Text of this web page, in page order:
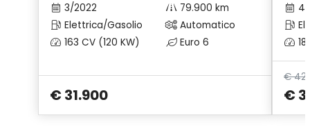
Poggiatesta centrale posteriore
Poggiatesta posteriori
Prese ausiliari
Pulsante start
3/2022
79.900 km
Elettrica/Gasolio
Automatico
163 CV (120 KW)
Euro 6
€ 31.900
€
€